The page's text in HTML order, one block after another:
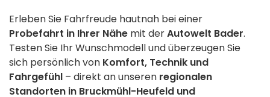
Erleben Sie Fahrfreude hautnah bei einer
Probefahrt in Ihrer Nähe mit derAutowelt Bader.
Testen Sie Ihr Wunschmodell und überzeugen Sie
sich persönlich von Komfort, Technik und
Fahrgefühl – direkt an unseren regionalen
Standorten in Bruckmühl-Heufeld und